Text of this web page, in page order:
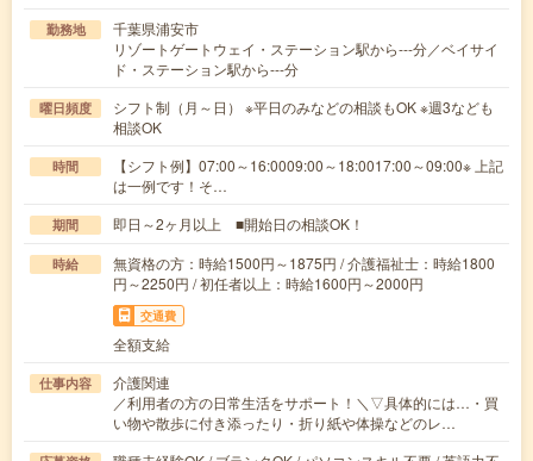
勤務地
千葉県浦安市
リゾートゲートウェイ・ステーション駅から---分／ベイサイ
ド・ステーション駅から---分
曜日頻度
シフト制（月～日） ※平日のみなどの相談もOK ※週3なども
相談OK
時間
【シフト例】07:00～16:0009:00～18:0017:00～09:00※ 上記
は一例です！そ…
期間 即日～2ヶ月以上 ■開始日の相談OK！
時給
無資格の方：時給1500円～1875円 / 介護福祉士：時給1800
円～2250円 / 初任者以上：時給1600円～2000円
交通費
全額支給
仕事内容
介護関連
／利用者の方の日常生活をサポート！＼▽具体的には…・買
い物や散歩に付き添ったり・折り紙や体操などのレ…